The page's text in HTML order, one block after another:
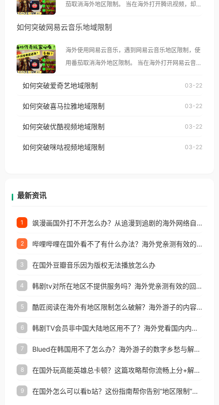
茄取消海外地区限制。 当在海外打开腾讯视频，却突
示语。 海外用户如香港、澳门、台湾、美国、加拿
像其他音乐平台一样，出现地区及版权限制问题，且
仅能在中国大陆地区播放。 遇到这个问题的朋友们，
使用番茄回国加速器，即可解决「海外用户收听腾讯
台湾、美国、加拿大、澳大利亚、欧洲等国家和地区
权限制所困扰。
如何突破网易云音乐地域限制
海外使用网易云音乐，遇到网易云音乐地区限制，使
用番茄取消海外地区限制。 当在海外打开网易云音
播放”的提示语。 海外用户如香港、澳门、台湾、美
国、加拿大、澳大利亚、欧洲等国家和地区时，网易
制问题，且仅能在中国大陆地区播放。 遇到这个问题
户收听网易云音乐地区版权限制」的问题，无论人在
如何突破爱奇艺地域限制 03-22
如何突破喜马拉雅地域限制 03-22
如何突破优酷视频地域限制 03-22
如何突破咪咕视频地域限制 03-22
最新资讯
1 飒漫画国外打不开怎么办？从追漫到追剧的海外网络自由之路
2 哔哩哔哩在国外看不了有什么办法？海外党亲测有效的回国加速解决方案
3 在国外豆瓣音乐因为版权无法播放怎么办
4 韩剧tv对所在地区不提供服务吗？海外党亲测有效的回国加速解决方案
5 酷匠阅读在海外有地区限制怎么破解？海外游子的内容归乡路
6 韩剧TV会员非中国大陆地区用不了？海外党看国内内容的加速器选择指南
7 Blued在韩国用不了怎么办？海外游子的数字乡愁与解决方案
8 在国外玩高能英雄总卡顿？这篇攻略帮你流畅上分+解锁国内影音自由
9 在国外怎么可以看b站？这份指南帮你告别“地区限制”的烦恼